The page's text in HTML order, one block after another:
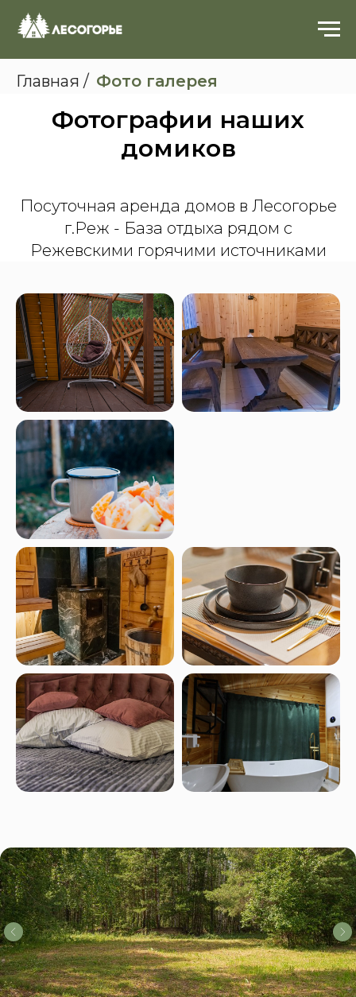
Главная / Фото галерея
Фотографии наших
домиков
Посуточная аренда домов в Лесогорье
г.Реж - База отдыха рядом с
Режевскими горячими источниками